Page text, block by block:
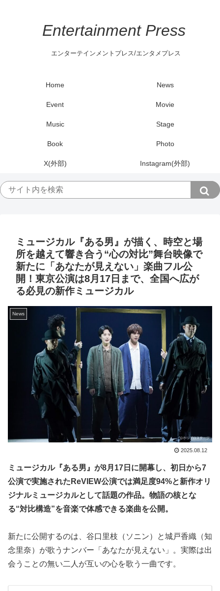
Entertainment Press
エンターテインメントプレス/エンタメプレス
Home News
Event Movie
Music Stage
Book Photo
X(外部) Instagram(外部)
ミュージカル『ある男』が描く、時空と場
所を越えて響き合う“心の対比”舞台映像で
新たに「あなたが見えない」楽曲フル公
開！東京公演は8月17日まで、全国へ広が
る必見の新作ミュージカル
News
2025.08.12
ミュージカル『ある男』が8月17日に開幕し、初日から7
公演で実施されたReVIEW公演では満足度94%と新作オリ
ジナルミュージカルとして話題の作品。物語の核とな
る“対比構造”を音楽で体感できる楽曲を公開。
新たに公開するのは、谷口里枝（ソニン）と城戸香織（知
念里奈）が歌うナンバー「あなたが見えない」。実際は出
会うことの無い二人が互いの心を歌う一曲です。